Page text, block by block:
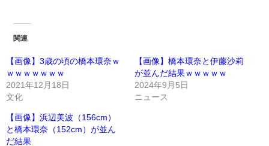
関連
【画像】3歳の頃の橋本環奈ｗ
ｗｗｗｗｗｗｗ
2021年12月18日
文化
【画像】橋本環奈と伊藤沙莉
が並んだ結果ｗｗｗｗｗ
2024年9月5日
ニュース
【画像】浜辺美波（156cm）
と橋本環奈（152cm）が並ん
だ結果